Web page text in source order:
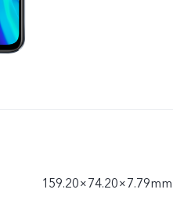
159.20×74.20×7.79mm